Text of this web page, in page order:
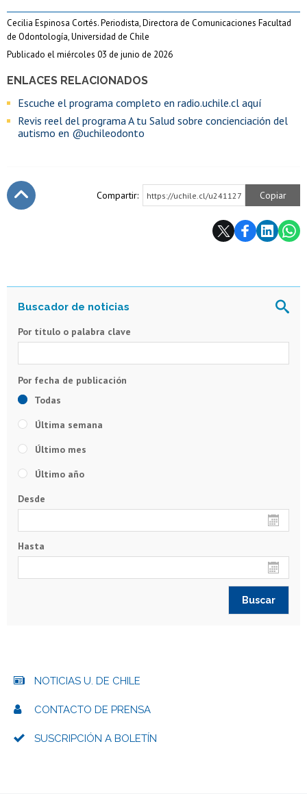
ENLACES RELACIONADOS
Escuche el programa completo en radio.uchile.cl aquí
Revis reel del programa A tu Salud sobre concienciación del
autismo en @uchileodonto
Cecilia Espinosa Cortés. Periodista, Directora de Comunicaciones Facultad
de Odontología, Universidad de Chile
Publicado el miércoles 03 de junio de 2026
Compartir: https://uchile.cl/u241127 Copiar
Por título o palabra clave
Todas
Última semana
Último mes
Último año
Desde
Hasta
NOTICIAS U. DE CHILE
CONTACTO DE PRENSA
SUSCRIPCIÓN A BOLETÍN